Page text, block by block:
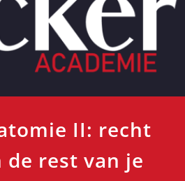
II: recht
rest van je